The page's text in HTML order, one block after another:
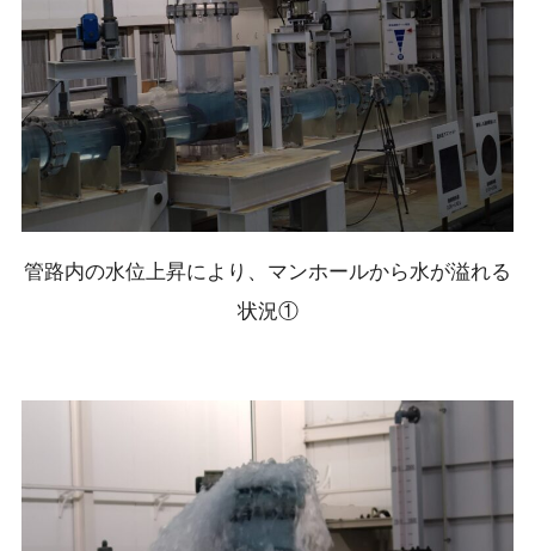
管路内の水位上昇により、マンホールから水が溢れる
状況①